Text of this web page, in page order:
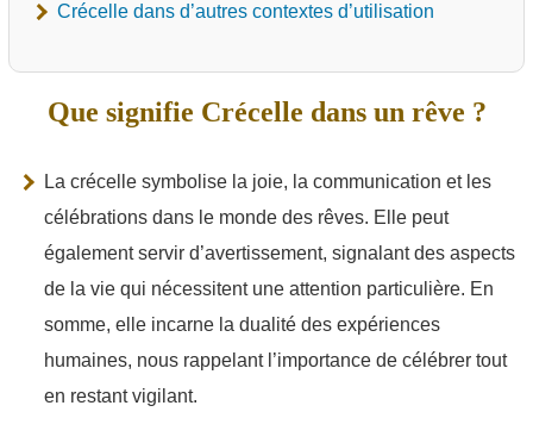
Crécelle dans d’autres contextes d’utilisation
Que signifie Crécelle dans un rêve ?
La crécelle symbolise la joie, la communication et les
célébrations dans le monde des rêves. Elle peut
également servir d’avertissement, signalant des aspects
de la vie qui nécessitent une attention particulière. En
somme, elle incarne la dualité des expériences
humaines, nous rappelant l’importance de célébrer tout
en restant vigilant.